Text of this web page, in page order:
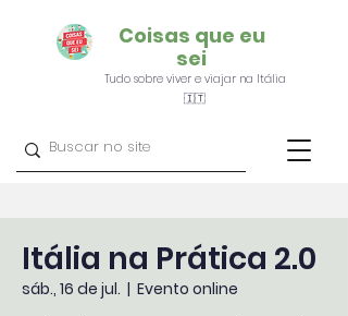
Coisas que eu
sei
Tudo sobre viver e viajar na Itália
🇮🇹
Itália na Prática 2.0
sáb., 16 de jul.
  |
Evento online